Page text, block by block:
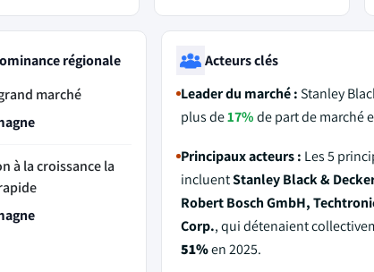
régionale
marché
à la croissance la
Acteurs clés
Leader du marché :Stanley
plus de17%de part de marché
Principaux acteurs : Les 5
incluentStanley Black &
Robert Bosch GmbH,
Corp., qui détenaient
51%en 2025.